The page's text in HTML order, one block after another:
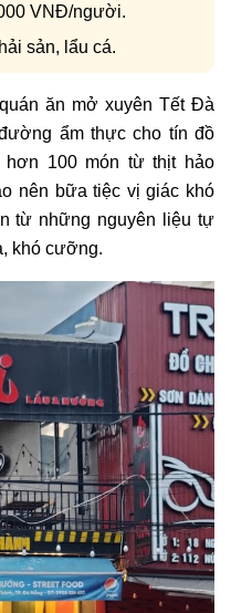
VNĐ/người.
sản, lẩu cá.
ăn mở xuyên Tết Đà
ẩm thực cho tín đồ
hơn 100 món từ thịt hảo
nên bữa tiệc vị giác khó
từ những nguyên liệu tự
khó cưỡng.